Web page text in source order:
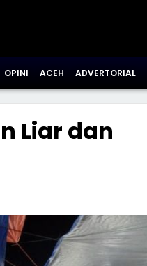
OPINI ACEH ADVERTORIAL
Liar dan